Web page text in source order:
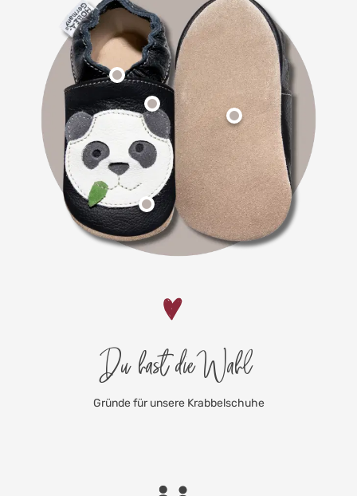
Du hast die Wahl
Gründe für unsere Krabbelschuhe